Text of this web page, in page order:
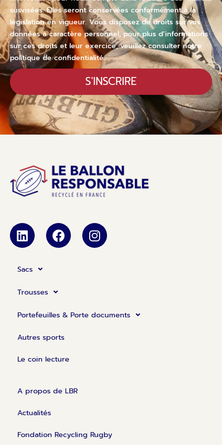
susvisées. Elles seront conservées conformément à la
législation en vigueur. Vous disposez de droits sur vos
données à caractère personnel, pour plus d’informations
sur ces droits et leur exercice, veuillez consulter notre
politique de confidentialité.
S'INSCRIRE
L
i
n
k
e
d
n
F
a
c
o
k
I
n
s
a
Sacs
Trousses
Portefeuilles & Porte documents
Autres sports
Le coin lecture
A propos de LBR
Actualités
Fondation Recycling Rugby